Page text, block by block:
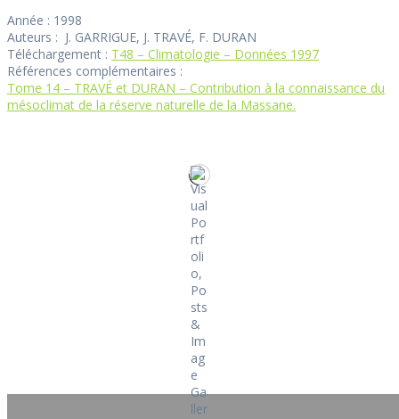
Année : 1998
Auteurs : J. GARRIGUE, J. TRAVÉ, F. DURAN
Téléchargement : T48 – Climatologie – Données 1997
Références complémentaires :
Tome 14 – TRAVÉ et DURAN – Contribution à la connaissance du
mésoclimat de la réserve naturelle de la Massane.